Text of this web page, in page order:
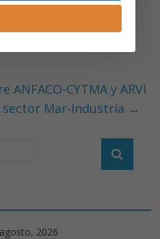
FRANCIA SECTOR
CYTMA y ARVI
Mar-Industria →
2026